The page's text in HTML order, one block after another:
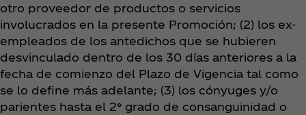
otro proveedor de productos o servicios
involucrados en la presente Promoción; (2) los ex-
empleados de los antedichos que se hubieren
desvinculado dentro de los 30 días anteriores a la
fecha de comienzo del Plazo de Vigencia tal como
se lo define más adelante; (3) los cónyuges y/o
parientes hasta el 2° grado de consanguinidad o